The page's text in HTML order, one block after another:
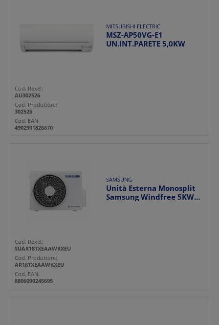
MITSUBISHI ELECTRIC
MSZ-AP50VG-E1
UN.INT.PARETE 5,0KW
Cod. Rexel:
AU302526
Cod. Produttore:
302526
Cod. EAN:
4902901826870
SAMSUNG
Unità Esterna Monosplit
Samsung Windfree 5KW
Cod. Rexel:
SUAR18TXEAAWKXEU
Cod. Produttore:
AR18TXEAAWKXEU
Cod. EAN:
8806090245695